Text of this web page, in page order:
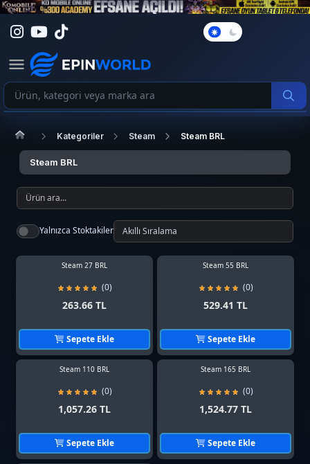
Kategoriler Steam Steam BRL
Steam BRL
Yalnızca Stoktakiler
Steam 27 BRL
(0)
263.66 TL
Sepete Ekle
Steam 55 BRL
(0)
529.41 TL
Sepete Ekle
Steam 110 BRL
(0)
1,057.26 TL
Sepete Ekle
Steam 165 BRL
(0)
1,524.77 TL
Sepete Ekle